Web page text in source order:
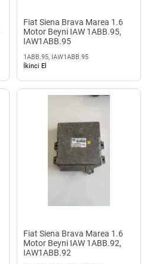
Fiat Siena Brava Marea 1.6
Motor Beyni IAW 1ABB.95,
IAW1ABB.95
1ABB.95, IAW1ABB.95
İkinci El
Fiat Siena Brava Marea 1.6
Motor Beyni IAW 1ABB.92,
IAW1ABB.92